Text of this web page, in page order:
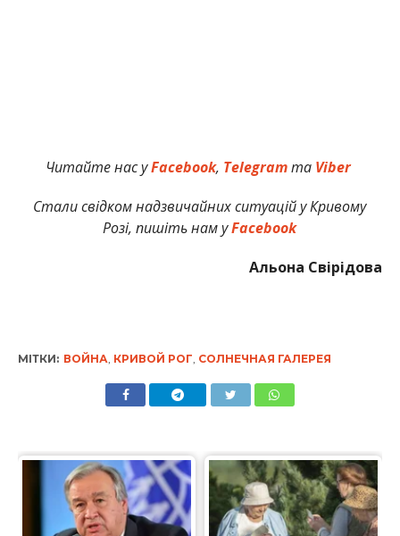
Читайте нас уFacebook, Telegramта Viber
Стали свідком надзвичайних ситуацій у Кривому
Розі, пишіть нам уFacebook
Альона Свірідова
МІТКИ: ВОЙНА КРИВОЙ РОГ СОЛНЕЧНАЯ ГАЛЕРЕЯ